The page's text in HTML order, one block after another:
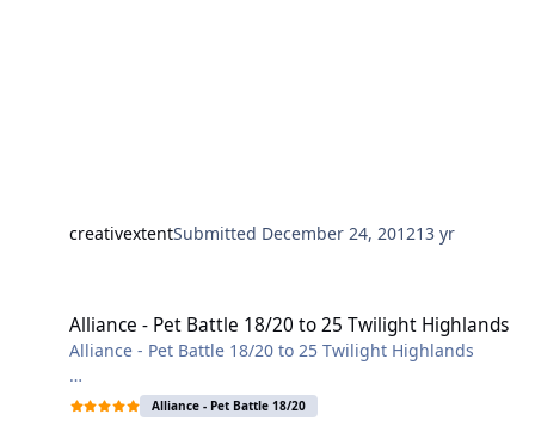
creativextentSubmitted December 24, 201213 yr
Alliance - Pet Battle 18/20 to 25 Twilight Highlands
Alliance - Pet Battle 18/20 to 25 Twilight Highlands
I will update a better one asap!
Alliance - Pet Battle 18/20